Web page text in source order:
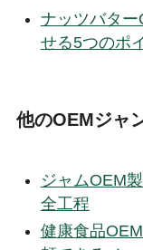
ナッツバター
せる5つのポ
他のOEMジャ
ジャムOEM
全工程
健康食品